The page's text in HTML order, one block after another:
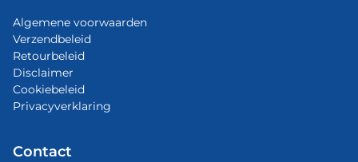
Algemene voorwaarden
Verzendbeleid
Retourbeleid
Disclaimer
Cookiebeleid
Privacyverklaring
Contact